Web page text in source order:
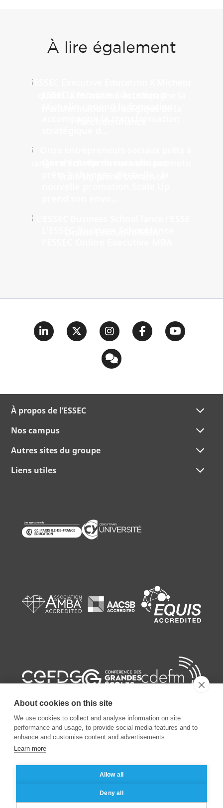
À lire également
À propos de l’ESSEC
Nos campus
Autres sites du groupe
Liens utiles
©2026ESSEC Business School
Protection des données personnelles
About cookies on this site
We use cookies to collect and analyse information on site
performance and usage, to provide social media features and to
enhance and customise content and advertisements.
Learn more
Allow all
Deny all